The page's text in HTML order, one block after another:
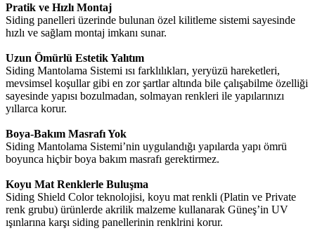
Pratik ve Hızlı Montaj
Siding panelleri üzerinde bulunan özel kilitleme sistemi sayesinde
hızlı ve sağlam montaj imkanı sunar.
Uzun Ömürlü Estetik Yalıtım
Siding Mantolama Sistemi ısı farklılıkları, yeryüzü hareketleri,
mevsimsel koşullar gibi en zor şartlar altında bile çalışabilme özelliği
sayesinde yapısı bozulmadan, solmayan renkleri ile yapılarınızı
yıllarca korur.
Boya-Bakım Masrafı Yok
Siding Mantolama Sistemi’nin uygulandığı yapılarda yapı ömrü
boyunca hiçbir boya bakım masrafı gerektirmez.
Koyu Mat Renklerle Buluşma
Siding Shield Color teknolojisi, koyu mat renkli (Platin ve Private
renk grubu) ürünlerde akrilik malzeme kullanarak Güneş’in UV
ışınlarına karşı siding panellerinin renklrini korur.